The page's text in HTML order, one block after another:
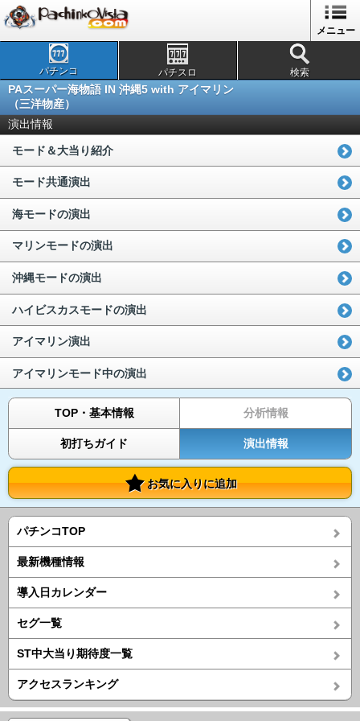
メニュー
パチンコ パチスロ 検索
PAスーパー海物語 IN 沖縄5 with アイマリン
（三洋物産）
演出情報
モード＆大当り紹介
モード共通演出
海モードの演出
マリンモードの演出
沖縄モードの演出
ハイビスカスモードの演出
アイマリン演出
アイマリンモード中の演出
TOP・基本情報 分析情報
初打ちガイド 演出情報
お気に入りに追加
パチンコTOP
最新機種情報
導入日カレンダー
セグ一覧
ST中大当り期待度一覧
アクセスランキング